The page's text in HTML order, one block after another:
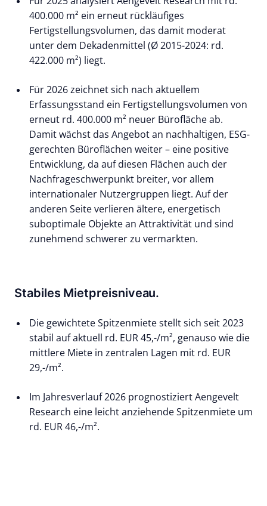
400.000 m² ein erneut rückläufiges
Fertigstellungsvolumen, das damit moderat
unter dem Dekadenmittel (Ø 2015-2024: rd.
422.000 m²) liegt.
Für 2026 zeichnet sich nach aktuellem
Erfassungsstand ein Fertigstellungsvolumen von
erneut rd. 400.000 m² neuer Bürofläche ab.
Damit wächst das Angebot an nachhaltigen, ESG-
gerechten Büroflächen weiter – eine positive
Entwicklung, da auf diesen Flächen auch der
Nachfrageschwerpunkt breiter, vor allem
internationaler Nutzergruppen liegt. Auf der
anderen Seite verlieren ältere, energetisch
suboptimale Objekte an Attraktivität und sind
zunehmend schwerer zu vermarkten.
Stabiles Mietpreisniveau.
Die gewichtete Spitzenmiete stellt sich seit 2023
stabil auf aktuell rd. EUR 45,-/m², genauso wie die
mittlere Miete in zentralen Lagen mit rd. EUR
29,-/m².
Im Jahresverlauf 2026 prognostiziert Aengevelt
Research eine leicht anziehende Spitzenmiete um
rd. EUR 46,-/m².